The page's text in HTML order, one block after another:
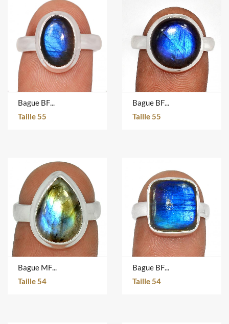
Bague BFL-2364
Taille 55
Bague BFL-1885
Taille 55
Bague MFLR938
Taille 54
Bague BFLR445
Taille 54